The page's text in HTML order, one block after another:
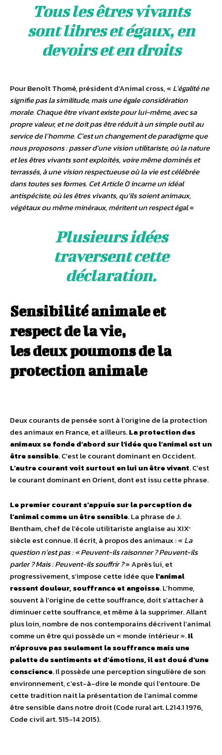
Tous les êtres vivants
sont libres et égaux, en
devoirs et en droits
Pour Benoît Thomé, président d’Animal cross, « L’égalité ne
signifie pas la similitude, mais une égale considération
morale. Chaque être vivant existe pour lui-même, avec sa
propre valeur, et ne doit pas être réduit à un simple outil au
service de l’homme. C’est un changement de paradigme que
nous proposons : passer d’une vision utilitariste, où la nature
et les êtres vivants sont exploités, voire même dominés et
terrassés, à une vision respectueuse où la vie est célébrée
dans toutes ses formes. Cet Article 0 incarne un idéal
antispéciste, où les êtres vivants, qu’ils soient animaux,
végétaux ou même minéraux, méritent un respect égal.«
Plusieurs idées
traversent cette
déclaration.
Sensibilité animale et
respect de la vie,
les deux poumons de la
protection animale
Deux courants de pensée sont à l’origine de la protection
des animaux en France, et ailleurs.La protection des
animaux se fonde d’abord sur l’idée que l’animal est un
être sensible. C’est le courant dominant en Occident.
L’autre courant voit surtout en lui un être vivant. C’est
le courant dominant en Orient, dont est issu cette phrase.
Le premier courant s’appuie sur la perception de
l’animal comme un être sensible. La phrase de J.
Bentham, chef de l’école utilitariste anglaise au XIXᵉ
siècle est connue. Il écrit, à propos des animaux : « La
question n’est pas : « Peuvent-ils raisonner ? Peuvent-ils
parler ? Mais : Peuvent-ils souffrir ?» Après lui, et
progressivement, s’impose cette idée que l’animal
ressent douleur, souffrance et angoisse. L’homme,
souvent à l’origine de cette souffrance, doit s’attacher à
diminuer cette souffrance, et même à la supprimer. Allant
plus loin, nombre de nos contemporains décrivent l’animal
comme un être qui possède un « monde intérieur ».Il
n’éprouve pas seulement la souffrance mais une
palette de sentiments et d’émotions, il est doué d’une
conscience. Il possède une perception singulière de son
environnement, c’est-à-dire le monde qui l’entoure. De
cette tradition nait la présentation de l’animal comme
être sensible dans notre droit (Code rural art. L214.1 1976,
Code civil art. 515-14 2015).